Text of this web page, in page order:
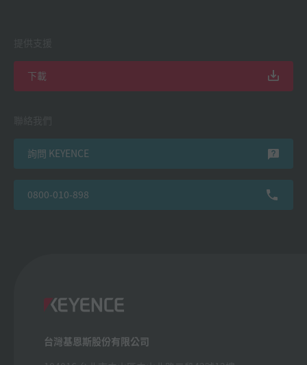
下載
詢問 KEYENCE
0800-010-898
台灣基恩斯股份有限公司